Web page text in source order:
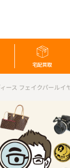
宅配買取
ース フェイクパールイ